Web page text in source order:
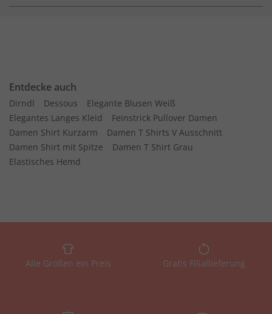
Entdecke auch
Dirndl Dessous
Elegante Blusen Weiß
Elegantes Langes Kleid
Feinstrick Pullover Damen
Damen Shirt Kurzarm
Damen T Shirts V Ausschnitt
Damen Shirt mit Spitze
Damen T Shirt Grau
Elastisches Hemd
Alle Größen ein Preis Gratis Filiallieferung